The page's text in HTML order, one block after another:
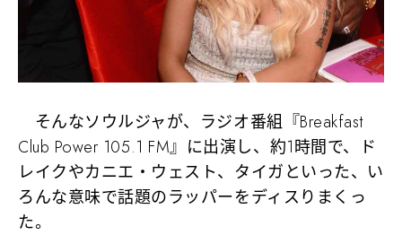
そんなソウルジャが、ラジオ番組『Breakfast
Club Power 105.1 FM』に出演し、約1時間で、ド
レイクやカニエ・ウェスト、タイガといった、い
ろんな意味で話題のラッパーをディスりまくっ
た。